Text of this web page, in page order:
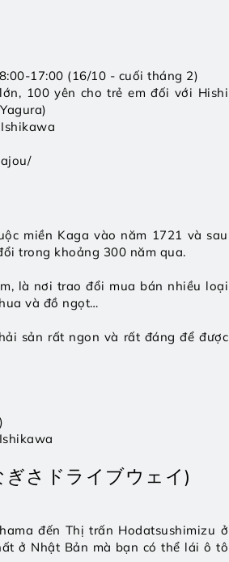
17:00 (16/10 - cuối tháng 2)
100 yên cho trẻ em đối với Hishi
miền Kaga vào năm 1721 và sau
trong khoảng 300 năm qua.
là nơi trao đổi mua bán nhiều loại
và đồ ngọt…
sản rất ngon và rất đáng để được
さドライブウェイ)
đến Thị trấn Hodatsushimizu ở
ở Nhật Bản mà bạn có thể lái ô tô